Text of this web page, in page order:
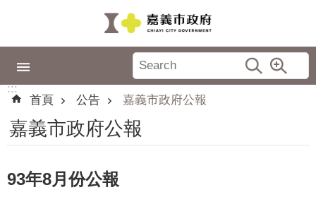
政
專
區
城
品
牌
:::
首頁
公告 嘉義市政府公報
嘉義市政府公報
93年8月份公報